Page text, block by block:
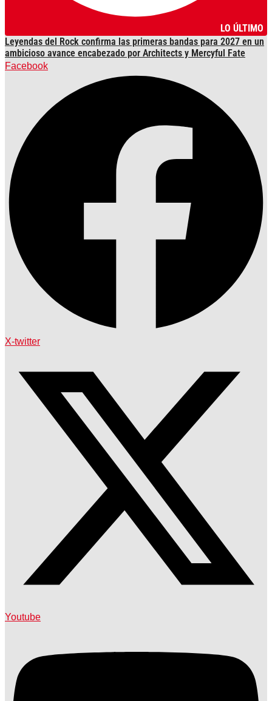
LO ÚLTIMO
Leyendas del Rock confirma las primeras bandas para 2027 en un
ambicioso avance encabezado por Architects y Mercyful Fate
Facebook
X-twitter
Youtube